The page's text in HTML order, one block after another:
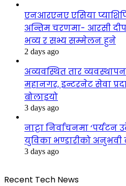
एनआरएनए एसिया
अन्तिम चरणमा- आरसी
भव्य र सभ्य सम्मेलन हुने
2 days ago
अव्यवस्थित तार
महानगर, इन्टरनेट सेवा
बोलाइयो
3 days ago
नाट्टा निर्वाचनमा
युविका भण्डारीको अनुभवी
3 days ago
Recent Tech News